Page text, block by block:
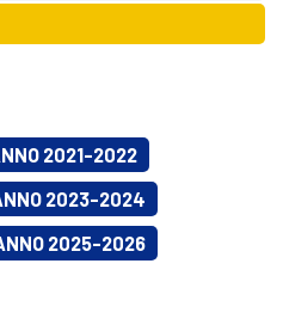
2021-2022
2023-2024
2025-2026